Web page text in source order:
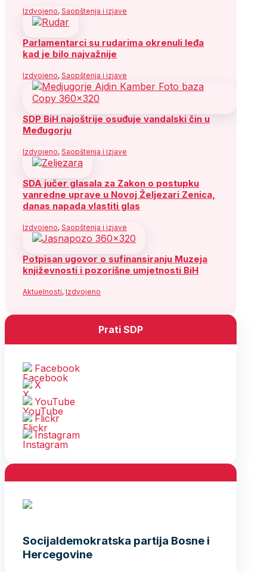
Izdvojeno, Saopštenja i izjave
Parlamentarci su rudarima okrenuli leđa
kad je bilo najvažnije
Izdvojeno, Saopštenja i izjave
SDP BiH najoštrije osuđuje vandalski čin u
Međugorju
Izdvojeno, Saopštenja i izjave
SDA jučer glasala za Zakon o postupku
vanredne uprave u Novoj Željezari Zenica,
danas napada vlastiti glas
Izdvojeno, Saopštenja i izjave
Potpisan ugovor o sufinansiranju Muzeja
književnosti i pozorišne umjetnosti BiH
Aktuelnosti, Izdvojeno
Prati SDP
Facebook
X
YouTube
Flickr
Instagram
Socijaldemokratska partija Bosne i
Hercegovine